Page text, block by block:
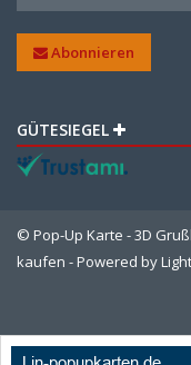
Abonnieren
GÜTESIEGEL
© Pop-Up Karte - 3D
kaufen - Powered by